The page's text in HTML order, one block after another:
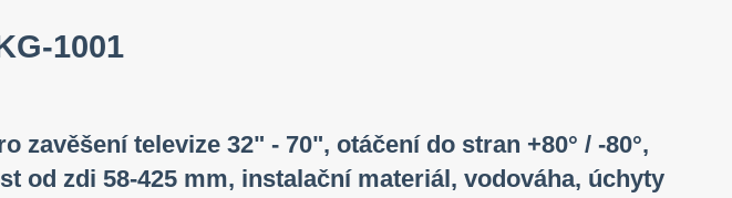
1001
zavěšení televize 32" - 70", otáčení do stran +80° / -80°,
od zdi 58-425 mm, instalační materiál, vodováha, úchyty